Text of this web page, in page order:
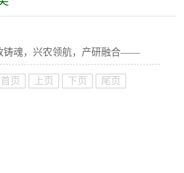
魂，兴农领航，产研融合——
分类培养模式的构建与实践
首页 上页 下页 尾页